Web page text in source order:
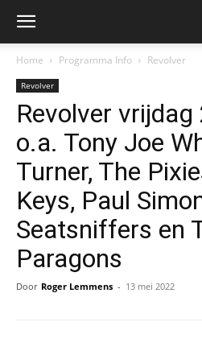
Home Programma Info Revolver
Revolver
Revolver vrijdag
o.a. Tony Joe
Turner, The
Keys, Paul
Seatsniffers en
Paragons
Door Roger Lemmens - 13 mei 2022